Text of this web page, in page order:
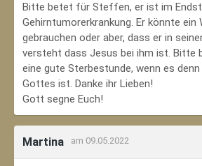
Bitte betet für Steffen, er ist im
Gehirntumorerkrankung. Er könnte ein
gebrauchen oder aber, dass er in
versteht dass Jesus bei ihm ist. Bitte
eine gute Sterbestunde, wenn es denn
Gottes ist. Danke ihr Lieben!
Gott segne Euch!
Martina am 09.05.2022